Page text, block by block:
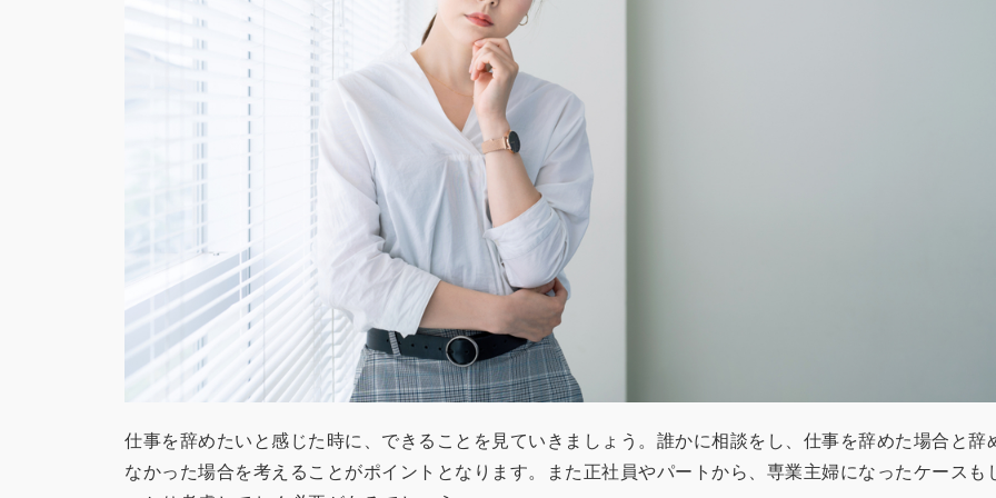
仕事を辞めたいと感じた時に、できることを見ていきましょう。誰かに相談をし、仕事を辞めた場合と辞
なかった場合を考えることがポイントとなります。また正社員やパートから、専業主婦になったケースも